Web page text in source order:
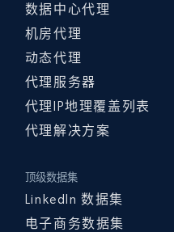
数据中心代理
机房代理
动态代理
代理服务器
代理IP地理覆盖列表
代理解决方案
顶级数据集
LinkedIn 数据集
电子商务数据集